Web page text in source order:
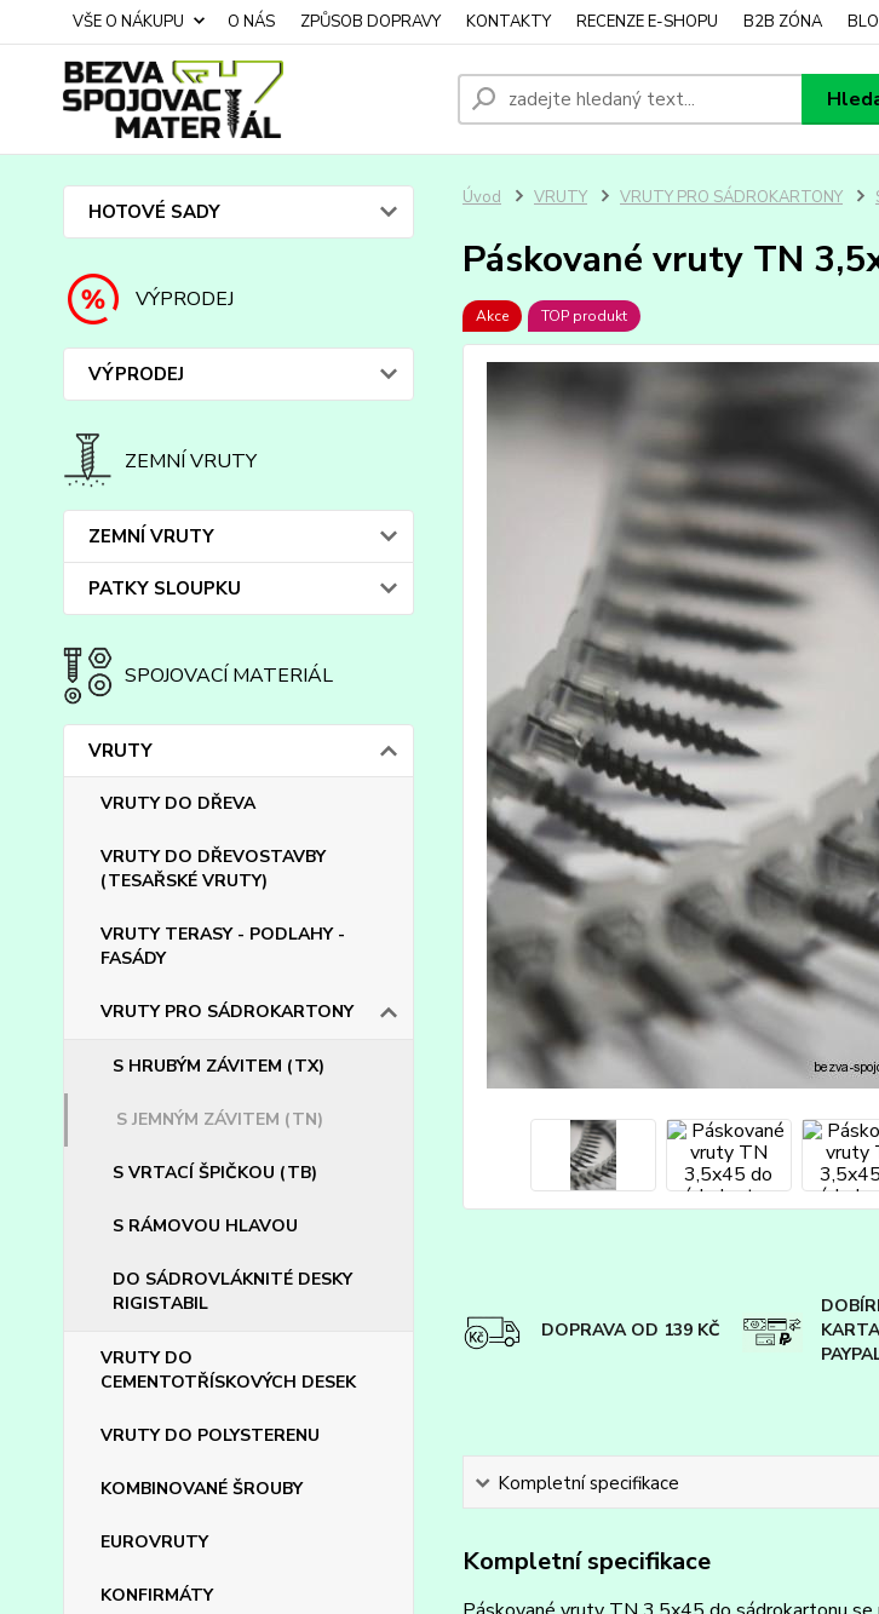
VŠE O NÁKUPU O NÁS ZPŮSOB DOPRAVY KONTAKTY RECENZE E-SHOPU B2B ZÓNA
HOTOVÉ SADY
VÝPRODEJ
VÝPRODEJ
ZEMNÍ VRUTY
ZEMNÍ VRUTY
PATKY SLOUPKU
SPOJOVACÍ MATERIÁL
VRUTY
VRUTY DO DŘEVA
VRUTY DO DŘEVOSTAVBY
(TESAŘSKÉ VRUTY)
VRUTY TERASY - PODLAHY -
FASÁDY
VRUTY PRO SÁDROKARTONY
S HRUBÝM ZÁVITEM (TX)
S JEMNÝM ZÁVITEM (TN)
S VRTACÍ ŠPIČKOU (TB)
S RÁMOVOU HLAVOU
DO SÁDROVLÁKNITÉ DESKY
RIGISTABIL
VRUTY DO
CEMENTOTŘÍSKOVÝCH DESEK
VRUTY DO POLYSTERENU
KOMBINOVANÉ ŠROUBY
EUROVRUTY
KONFIRMÁTY
Úvod VRUTY VRUTY PRO SÁDROKARTONY
Páskované vruty TN
Akce TOP produkt
DOPRAVA OD 139 KČ
Kompletní specifikace
Kompletní specifikace